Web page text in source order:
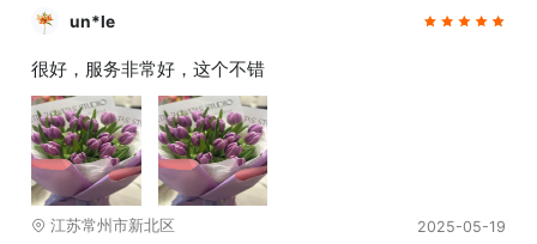
un*le
很好，服务非常好，这个不错
江苏常州市新北区 2025-05-19